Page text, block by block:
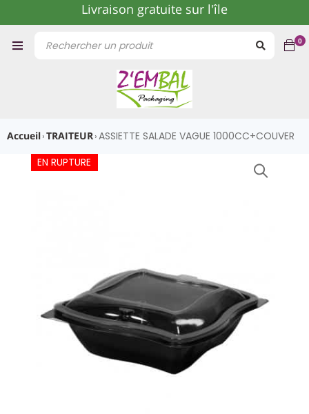
Livraison gratuite sur l'île
0
Accueil›TRAITEUR›ASSIETTE SALADE VAGUE 1000CC+COUVER
EN RUPTURE